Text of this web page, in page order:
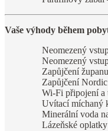
Vaše výhody během
Neomezený
Neomezený
Zapůjčení
Zapůjčení
Wi-Fi připojení a
Uvítací míchaný
Minerální voda
Lázeňské